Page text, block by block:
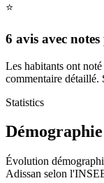
⭐
6 avis avec
Les habitants ont
commentaire détaillé.
Statistics
Évolution
Adissan selon